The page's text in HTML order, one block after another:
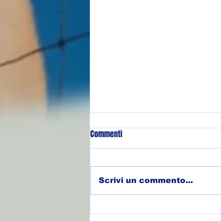
Commenti
Scrivi un commento...